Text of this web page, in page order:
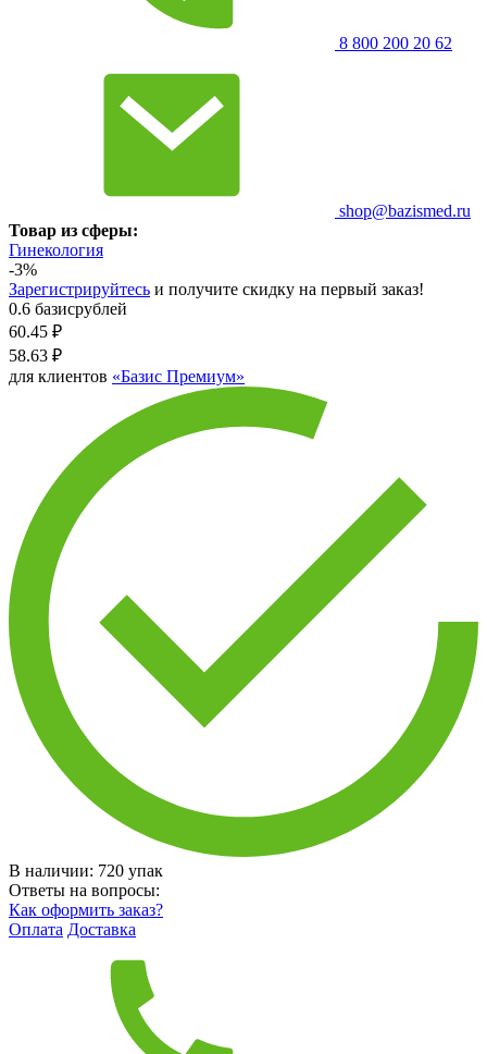
8 800 200 20 62
shop@bazismed.ru
Товар из сферы:
Гинекология
-3%
Зарегистрируйтесь и получите скидку на первый заказ!
0.6 базисрублей
60.45 ₽
58.63 ₽
для клиентов «Базис Премиум»
В наличии: 720 упак
Ответы на вопросы:
Как оформить заказ?
Оплата Доставка